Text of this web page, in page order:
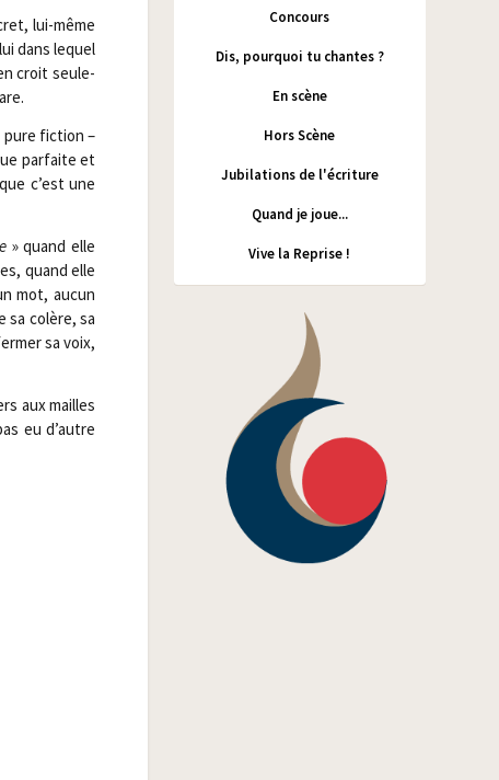
lui-même
dans lequel
croit seule­
pure fic­tion –
par­faite et
c’est une
» quand elle
quand elle
mot, aucun
sa colère, sa
sa voix,
aux mailles
eu d’autre
Concours
Dis, pourquoi tu chantes ?
En scène
Hors Scène
Jubilations de l'écriture
Quand je joue...
Vive la Reprise !